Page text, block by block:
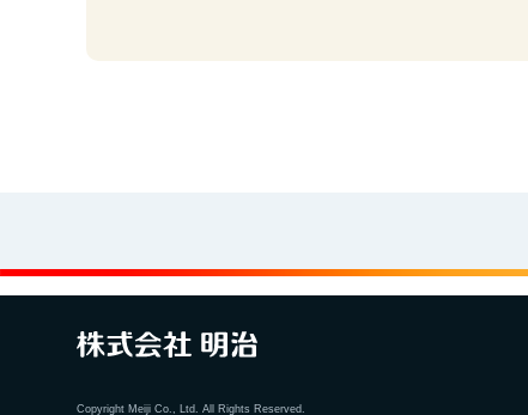
Copyright Meiji Co., Ltd. All Rights Reserved.